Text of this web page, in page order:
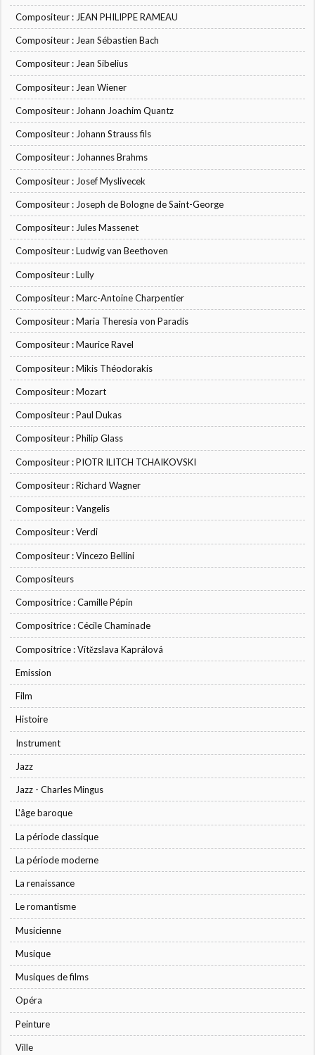
Compositeur : JEAN PHILIPPE RAMEAU
Compositeur : Jean Sébastien Bach
Compositeur : Jean Sibelius
Compositeur : Jean Wiener
Compositeur : Johann Joachim Quantz
Compositeur : Johann Strauss fils
Compositeur : Johannes Brahms
Compositeur : Josef Myslivecek
Compositeur : Joseph de Bologne de Saint-George
Compositeur : Jules Massenet
Compositeur : Ludwig van Beethoven
Compositeur : Lully
Compositeur : Marc-Antoine Charpentier
Compositeur : Maria Theresia von Paradis
Compositeur : Maurice Ravel
Compositeur : Mikis Théodorakis
Compositeur : Mozart
Compositeur : Paul Dukas
Compositeur : Philip Glass
Compositeur : PIOTR ILITCH TCHAIKOVSKI
Compositeur : Richard Wagner
Compositeur : Vangelis
Compositeur : Verdi
Compositeur : Vincezo Bellini
Compositeurs
Compositrice : Camille Pépin
Compositrice : Cécile Chaminade
Compositrice : Vítězslava Kaprálová
Emission
Film
Histoire
Instrument
Jazz
Jazz - Charles Mingus
L'âge baroque
La période classique
La période moderne
La renaissance
Le romantisme
Musicienne
Musique
Musiques de films
Opéra
Peinture
Ville